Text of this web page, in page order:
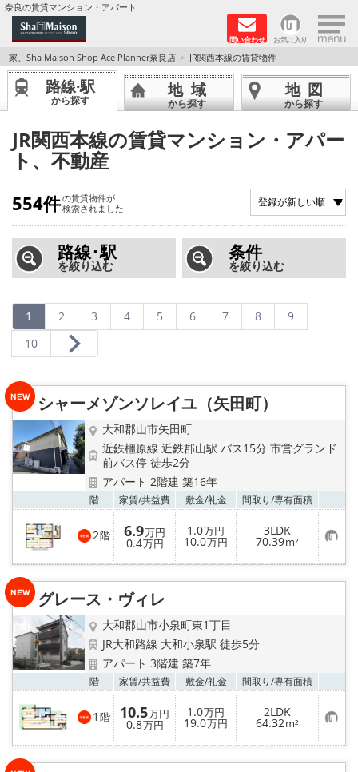
奈良の賃貸マンション・アパート
問い合わせ お気に入り ×
TOPページ
Foreigners welcome！
店長のおすすめ物件
おすすめ Sha Maison 特集
積水ハウス Sha Maison 特集 (奈良北部、木津川
市)
積水ハウス Sha Maison 特集 (奈良南部)
地域から探す
AcePlanner公式ライン
SNS
スタッフ紹介
リフォーム のことなら！
オーナー様へ
住宅型有料老人 Ｆｌｅｕｒａｇｅ
店舗情報·アクセス
メールでお問い合わせ
家、Sha Maison Shop Ace Planner奈良店 JR関西本線の賃貸物件
路線·駅
から探す
地域
から探す
地図
から探す
JR関西本線の賃貸マンション・アパー
ト、不動産
554件の賃貸物件が
検索されました
路線･駅
を絞り込む
条件
を絞り込む
1 2 3 4 5 6 7 8
9
10
シャーメゾンソレイユ（矢田町）
大和郡山市矢田町
近鉄橿原線 近鉄郡山駅 バス15分 市営グランド
前バス停 徒歩2分
アパート 2階建 築16年
階 家賃/共益費 敷金/礼金 間取り/専有面積
2階 6.9万円
0.4万円
1.0万円
10.0万円
3LDK
70.39m² お
気
に
り
グレース・ヴィレ
大和郡山市小泉町東1丁目
JR大和路線 大和小泉駅 徒歩5分
アパート 3階建 築7年
階 家賃/共益費 敷金/礼金 間取り/専有面積
1 階 10.5万円
0.8万円
1.0万円
19.0万円
2LDK
64.32m² お
気
に
り